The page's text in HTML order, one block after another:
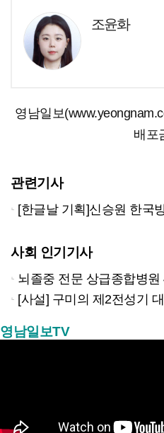
조윤화
영남일보
배포
관련기사
[한글날 기획]신승원 한국방언연구소장 “방언은 한
사회 인기기사
뇌졸중 전문 상급종합병원 4곳 모두
[사설] 구미의 제2전성기
영남일보TV